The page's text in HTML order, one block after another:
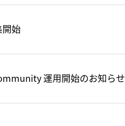
開始
運用開始のお知らせ